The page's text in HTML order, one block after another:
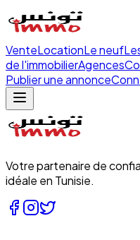
VenteLocationLe neuf
de l'immobilierAgences
Publier une annonce
Votre partenaire de
idéale en Tunisie.